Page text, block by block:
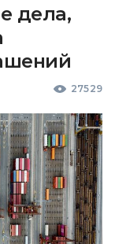
дела,
27529